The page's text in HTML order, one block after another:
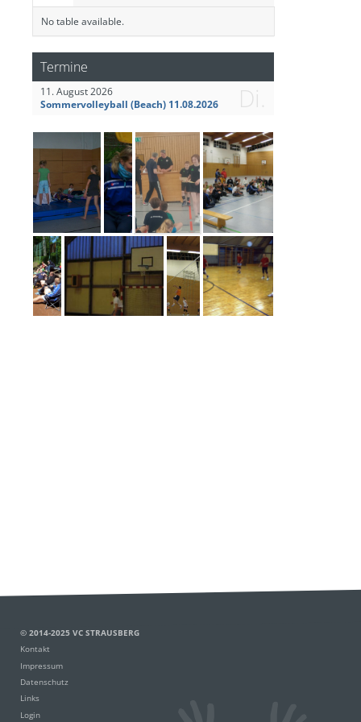
No table available.
Termine
Di.
11. August 2026
Sommervolleyball (Beach) 11.08.2026
Kidscup Frühjahr 2022
© 2014-2025 VC STRAUSBERG
Kontakt
Impressum
Datenschutz
Links
Login